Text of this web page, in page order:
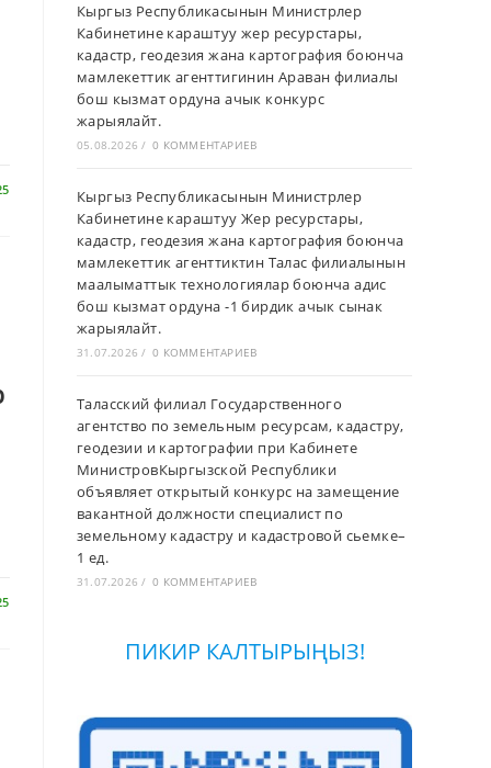
Кыргыз Республикасынын Министрлер
Кабинетине караштуу жер ресурстары,
кадастр, геодезия жана картография боюнча
мамлекеттик агенттигинин Араван филиалы
бош кызмат ордуна ачык конкурс
жарыялайт.
05.08.2026 / 0 КОММЕНТАРИЕВ
Кыргыз Республикасынын Министрлер
Кабинетине караштуу Жер ресурстары,
кадастр, геодезия жана картография боюнча
мамлекеттик агенттиктин Талас филиалынын
маалыматтык технологиялар боюнча адис
бош кызмат ордуна -1 бирдик ачык сынак
жарыялайт.
31.07.2026 / 0 КОММЕНТАРИЕВ
Таласский филиал Государственного
агентство по земельным ресурсам, кадастру,
геодезии и картографии при Кабинете
МинистровКыргызской Республики
объявляет открытый конкурс на замещение
вакантной должности специалист по
земельному кадастру и кадастровой сьемке–
1 ед.
31.07.2026 / 0 КОММЕНТАРИЕВ
ПИКИР КАЛТЫРЫҢЫЗ!